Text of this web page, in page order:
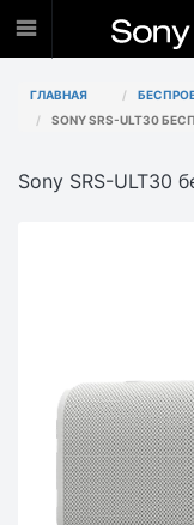
ГЛАВНАЯ
SONY SRS-ULT30
Sony SRS-ULT30